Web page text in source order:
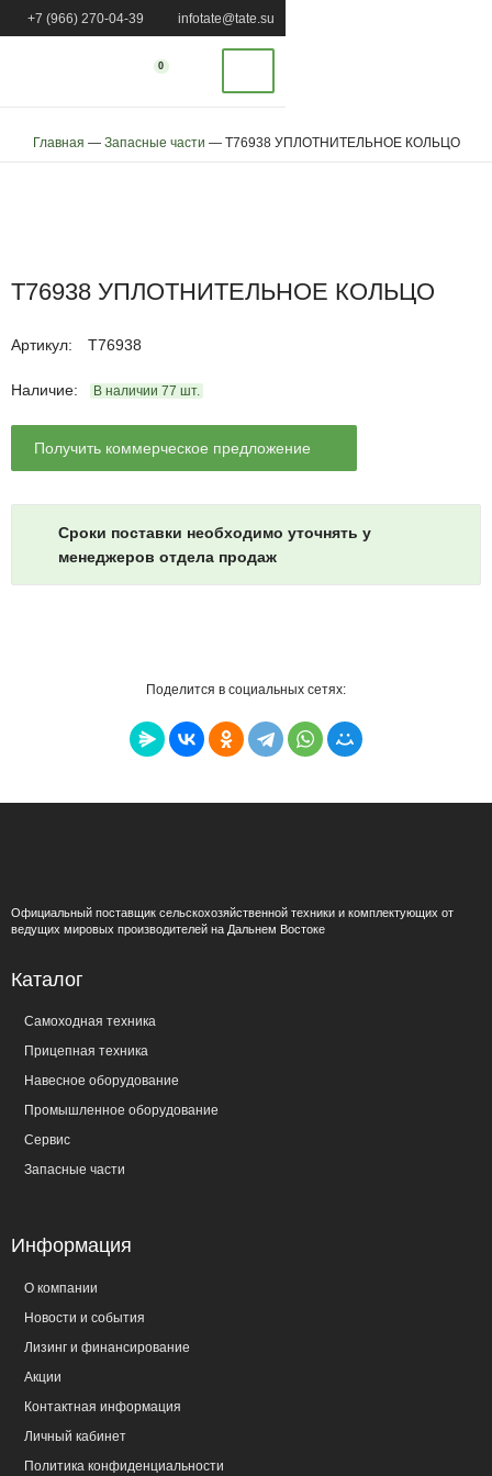
+7 (966) 270-04-39 infotate@tate.su
0
Главная — Запасные части — T76938 УПЛОТНИТЕЛЬНОЕ КОЛЬЦО
T76938 УПЛОТНИТЕЛЬНОЕ КОЛЬЦО
Артикул: T76938
Наличие: В наличии 77 шт.
Получить коммерческое предложение
Сроки поставки необходимо уточнять у
менеджеров отдела продаж
Поделится в социальных сетях:
Официальный поставщик сельскохозяйственной техники и комплектующих от
ведущих мировых производителей на Дальнем Востоке
Каталог
Самоходная техника
Прицепная техника
Навесное оборудование
Промышленное оборудование
Сервис
Запасные части
Информация
О компании
Новости и события
Лизинг и финансирование
Акции
Контактная информация
Личный кабинет
Политика конфиденциальности